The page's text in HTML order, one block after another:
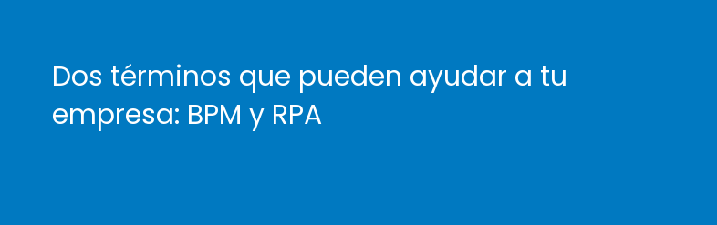
Dos términos que pueden ayudar a tu
empresa: BPM y RPA